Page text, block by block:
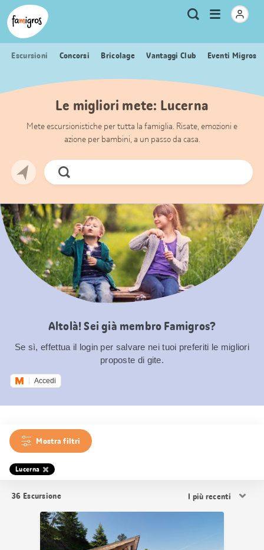
Navigazione
segnalibri
Header
Logo Metanavigazione
Ricerca
Apri
menu
Escursioni Concorsi Bricolage Vantaggi Club Eventi Migros
Le migliori mete: Lucerna
Mete escursionistiche per tutta la famiglia. Risate, emozioni e
azione per bambini, a un passo da casa.
Cerca
ora
Altolà! Sei già membro Famigros?
Se sì, effettua il login per salvare nei tuoi preferiti le migliori
proposte di gite.
Accedi
Mostra filtri
Lucerna
36 Escursione
i
risultati